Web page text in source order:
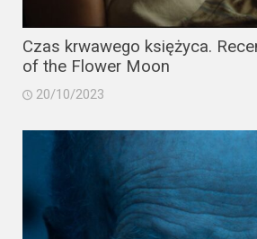
Czas krwawego księżyca.
of the Flower Moon
20/10/2023